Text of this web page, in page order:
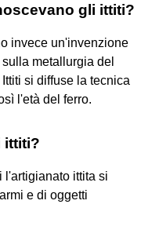
gli ittiti?
invece un'invenzione
metallurgia del
si diffuse la tecnica
l'età del ferro.
ittiti?
l'artigianato ittita si
e di oggetti